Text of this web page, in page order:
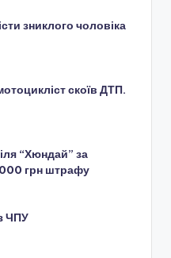
зниклого чоловіка
скоїв ДТП.
“Хюндай” за
грн штрафу
ЧПУ